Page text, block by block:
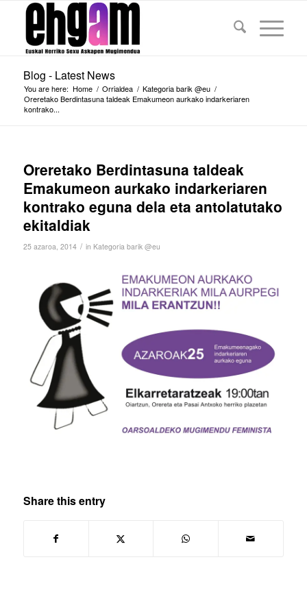
Blog - Latest News
You are here: Home / Orrialdea / Kategoria barik @eu /
Oreretako Berdintasuna taldeak Emakumeon aurkako indarkeriaren
kontrako...
Oreretako Berdintasuna taldeak
Emakumeon aurkako indarkeriaren
kontrako eguna dela eta antolatutako
ekitaldiak
25 azaroa, 2014 / in Kategoria barik @eu
Share this entry